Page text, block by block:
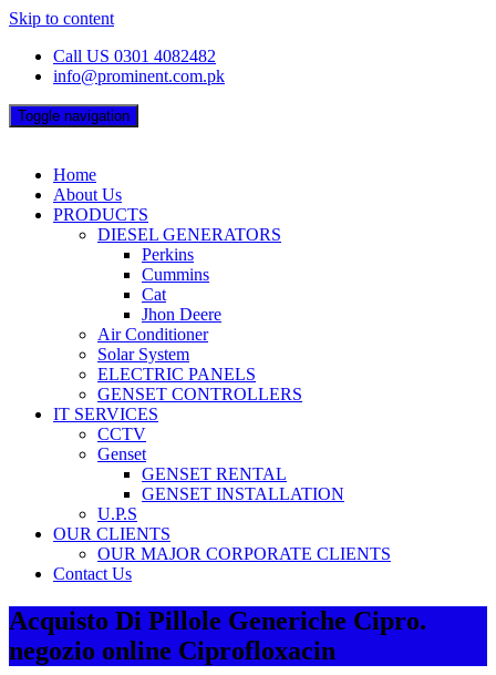
Skip to content
Call US 0301 4082482
info@prominent.com.pk
Toggle navigation
Home
About Us
PRODUCTS
DIESEL GENERATORS
Perkins
Cummins
Cat
Jhon Deere
Air Conditioner
Solar System
ELECTRIC PANELS
GENSET CONTROLLERS
IT SERVICES
CCTV
Genset
GENSET RENTAL
GENSET INSTALLATION
U.P.S
OUR CLIENTS
OUR MAJOR CORPORATE CLIENTS
Contact Us
Acquisto Di Pillole Generiche Cipro.
negozio online Ciprofloxacin